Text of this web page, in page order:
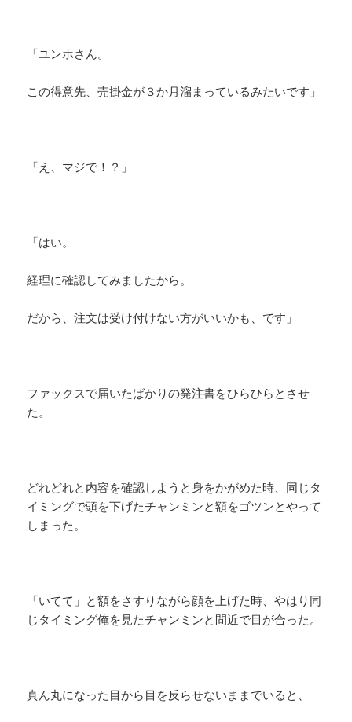
「ユンホさん。
この得意先、売掛金が３か月溜まっているみたいです」
「え、マジで！？」
「はい。
経理に確認してみましたから。
だから、注文は受け付けない方がいいかも、です」
ファックスで届いたばかりの発注書をひらひらとさせ
た。
どれどれと内容を確認しようと身をかがめた時、同じタ
イミングで頭を下げたチャンミンと額をゴツンとやって
しまった。
「いてて」と額をさすりながら顔を上げた時、やはり同
じタイミング俺を見たチャンミンと間近で目が合った。
真ん丸になった目から目を反らせないままでいると、